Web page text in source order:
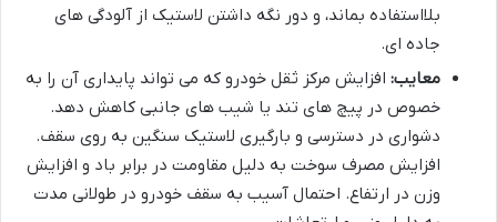
بلااستفاده بماند، و دور نگه داشتن لاستیک از آلودگی های
جاده ای.
معایب: افزایش مرکز ثقل خودرو که می تواند پایداری آن را به
خصوص در پیچ های تند یا شیب های جانبی کاهش دهد.
دشواری در دسترسی و بارگیری لاستیک سنگین به روی سقف.
افزایش مصرف سوخت به دلیل مقاومت در برابر باد و افزایش
وزن در ارتفاع. احتمال آسیب به سقف خودرو در طولانی مدت